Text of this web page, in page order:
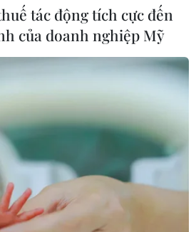
tác động tích cực đến
của doanh nghiệp Mỹ